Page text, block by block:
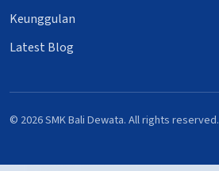
Keunggulan
Latest Blog
© 2026 SMK Bali Dewata. All rights reserved.